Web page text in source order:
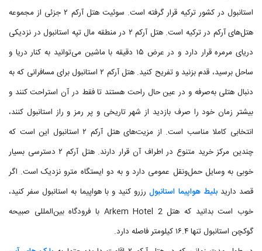
استانبول در کشور ترکیه قرار گرفته است. سوئیت هتل آرکم ۲ جزئی از مجموعه
هتل‌های آرکم در ترکیه است. هتل آرکم ۲ در منطقه مال تپه استانبول در نزدیکی
دریای مرمره قرار دارد و در عرض ۱۵ دقیقه با ماشین می‌توانید به کنار دریا و
ساحل برسید، قدم بزنید و تفریح کنید. هتل آرکم ۲ استانبول برای مسافرانی که به
دنبال هتلی به‌صرفه و در عین حال راحت هستند تا فقط در آن استراحت کنند و
بیشتر زمان خود را صرف بازدید از شهر تاریخی و پر رمز و راز استانبول کنند،
انتخابی کاملا مناسب است. از مزیت‌های هتل آرکم ۲ استانبول این است که
چندین مرکز خرید متنوع در اطراف آن قرار دارند. هتل آرکم ۲ دسترسی بسیار
خوبی به وسایل حمل‌ونقل عمومی دارد و به دو ایستگاه مترو نزدیک است. اگر
قصد داریدبلیط هواپیما استانبولرزرو کنید و با هواپیما به استانبول سفر کنید،
خوب است بدانید که هتل Arkem Hotel 2 با فرودگاه بین‌المللی صبیحه
گوکچن استانبول تنها ۱۶.۴ کیلومتر فاصله دارد.